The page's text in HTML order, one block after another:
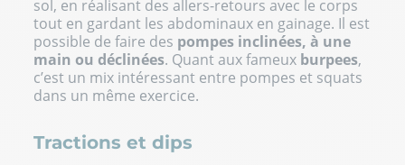
sol, en réalisant des allers-retours avec le corps
tout en gardant les abdominaux en gainage. Il est
possible de faire des pompes inclinées, à une
main ou déclinées. Quant aux fameux burpees,
c’est un mix intéressant entre pompes et squats
dans un même exercice.
Tractions et dips